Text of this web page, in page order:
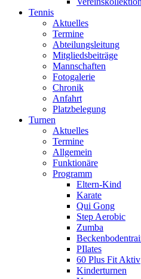
Tennis
Aktuelles
Termine
Abteilungsleitung
Mitgliedsbeiträge
Mannschaften
Fotogalerie
Chronik
Anfahrt
Platzbelegung
Turnen
Aktuelles
Termine
Allgemein
Funktionäre
Programm
Eltern-Kind
Karate
Qui Gong
Step Aerobic
Zumba
PIlates
60 Plus Fit Aktiv
Kinderturnen